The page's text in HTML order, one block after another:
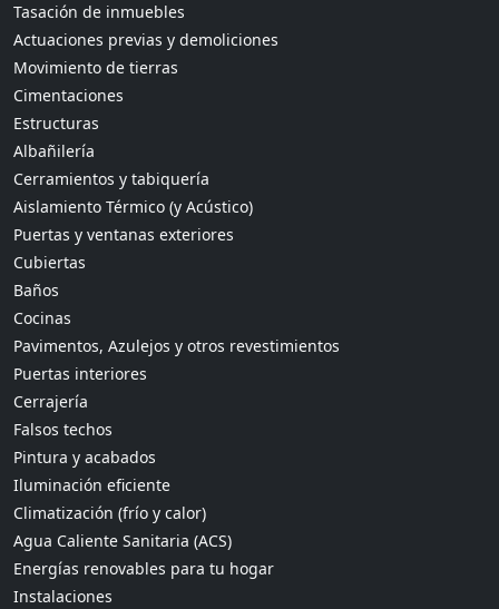
Tasación de inmuebles
Actuaciones previas y demoliciones
Movimiento de tierras
Cimentaciones
Estructuras
Albañilería
Cerramientos y tabiquería
Aislamiento Térmico (y Acústico)
Puertas y ventanas exteriores
Cubiertas
Baños
Cocinas
Pavimentos, Azulejos y otros revestimientos
Puertas interiores
Cerrajería
Falsos techos
Pintura y acabados
Iluminación eficiente
Climatización (frío y calor)
Agua Caliente Sanitaria (ACS)
Energías renovables para tu hogar
Instalaciones